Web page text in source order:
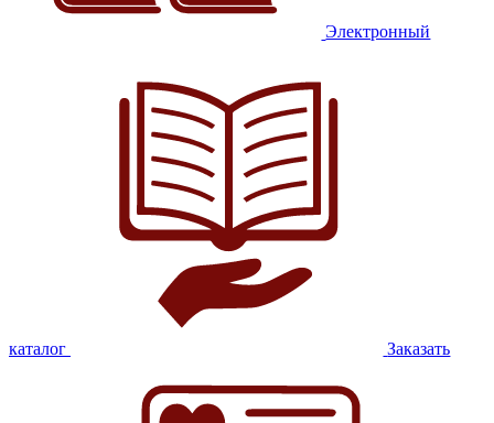
Электронный
каталог Заказать